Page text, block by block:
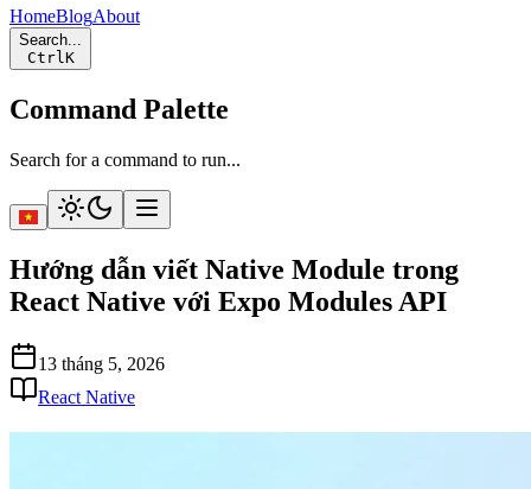
HomeBlogAbout
Search...
CtrlK
Command Palette
Search for a command to run...
Hướng dẫn viết Native Module trong
React Native với Expo Modules API
13 tháng 5, 2026
React Native